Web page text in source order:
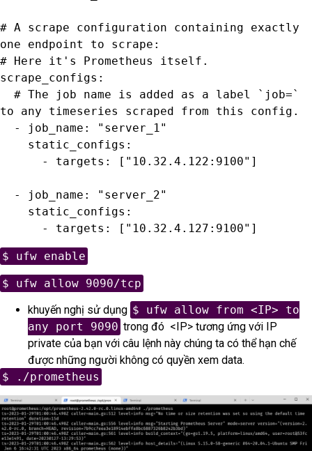
# A scrape configuration containing exactly
one endpoint to scrape:
# Here it's Prometheus itself.
scrape_configs:
to any timeseries scraped from this config.
      - targets: ["10.32.4.127:9100"]
$ ufw enable
$ ufw allow 9090/tcp
khuyến nghị sử dụng $ ufw allow from <IP> to
any port 9090 trong đó <IP> tương ứng với IP
private của bạn với câu lệnh này chúng ta có thể hạn chế
được những người không có quyền xem data.
$ ./prometheus